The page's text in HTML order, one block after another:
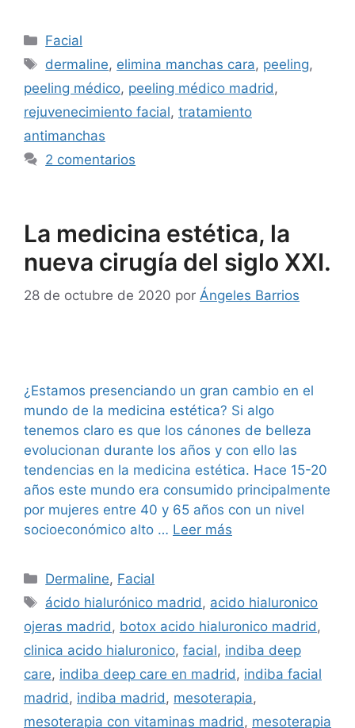
Facial
dermaline, elimina manchas cara, peeling,
peeling médico, peeling médico madrid,
rejuvenecimiento facial, tratamiento
antimanchas
2 comentarios
La medicina estética, la
nueva cirugía del siglo XXI.
28 de octubre de 2020 por Ángeles Barrios
¿Estamos presenciando un gran cambio en el
mundo de la medicina estética? Si algo
tenemos claro es que los cánones de belleza
evolucionan durante los años y con ello las
tendencias en la medicina estética. Hace 15-20
años este mundo era consumido principalmente
por mujeres entre 40 y 65 años con un nivel
socioeconómico alto … Leer más
Dermaline, Facial
ácido hialurónico madrid , acido hialuronico
ojeras madrid , botox acido hialuronico madrid ,
clinica acido hialuronico, facial, indiba deep
care, indiba deep care en madrid , indiba facial
madrid , indiba madrid , mesoterapia,
mesoterapia con vitaminas madrid , mesoterapia